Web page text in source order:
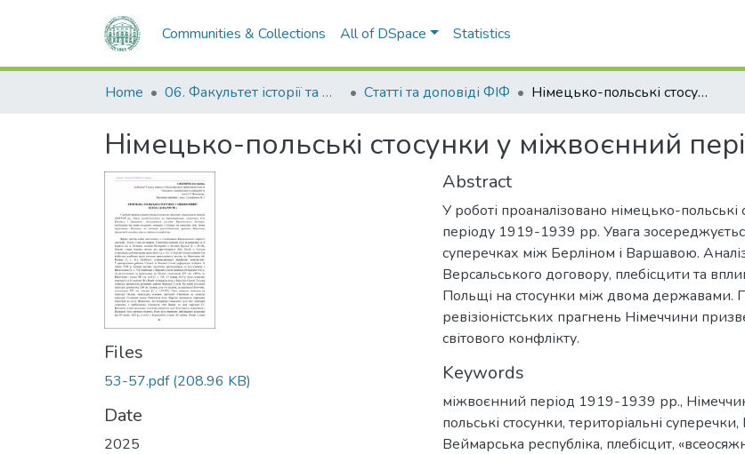
Communities & Collections All of DSpace Statistics
Home 06. Факультет історії та філософії Статті та доповіді ФІФ Німецько-польські стосунки у міжвоєнний період (1919–1939 рр.)
Німецько-польські стосунки у міжвоєнний
Files
53-57.pdf(208.96 KB)
Date
2025
Abstract
У роботі проаналізовано німецько-
періоду 1919-1939 рр. Увага
суперечках між Берліном і Варшавою.
Версальського договору, плебісцити та
Польщі на стосунки між двома державами.
ревізіоністських прагнень Німеччини
світового конфлікту.
Keywords
міжвоєнний період 1919-1939 рр.,
польські стосунки, територіальні суперечки,
Веймарська республіка, плебісцит,